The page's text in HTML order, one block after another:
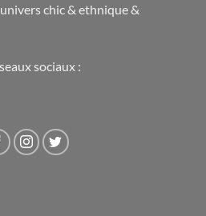
chic & ethnique &
sociaux :